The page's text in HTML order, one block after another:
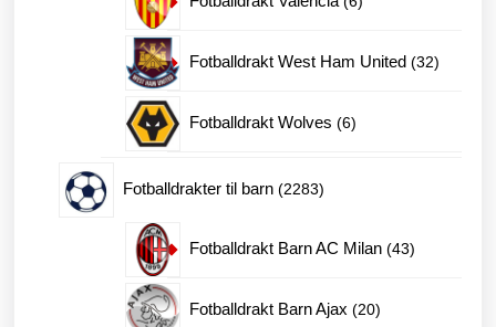
Fotballdrakt West Ham United 3232
Fotballdrakt Wolves 66
Fotballdrakter til barn 22832283
Fotballdrakt Barn AC Milan 4343
Fotballdrakt Barn Ajax 2020